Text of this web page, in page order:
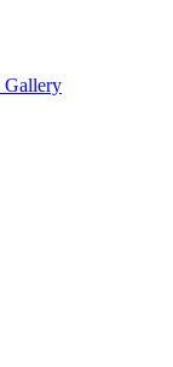
Gallery